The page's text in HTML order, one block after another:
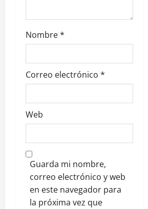
a
d
s
Nombre*
Correo electrónico *
Web
Guarda mi nombre,
correo electrónico y web
en este navegador para
la próxima vez que